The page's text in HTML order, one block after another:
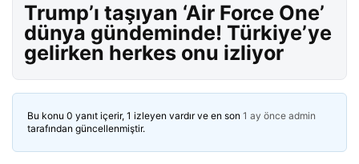
Trump’ı taşıyan ‘Air Force One’
dünya gündeminde! Türkiye’ye
gelirken herkes onu izliyor
Bu konu 0 yanıt içerir, 1 izleyen vardır ve en son 1 ay önce admin
tarafından güncellenmiştir.